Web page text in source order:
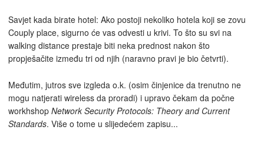
Savjet kada birate hotel: Ako postoji nekoliko hotela koji se zovu
Couply place, sigurno će vas odvesti u krivi. To što su svi na
walking distance prestaje biti neka prednost nakon što
propješačite između tri od njih (naravno pravi je bio četvrti).
Međutim, jutros sve izgleda o.k. (osim činjenice da trenutno ne
mogu natjerati wireless da proradi) i upravo čekam da počne
workhshop Network Security Protocols: Theory and Current
Standards. Više o tome u slijedećem zapisu...